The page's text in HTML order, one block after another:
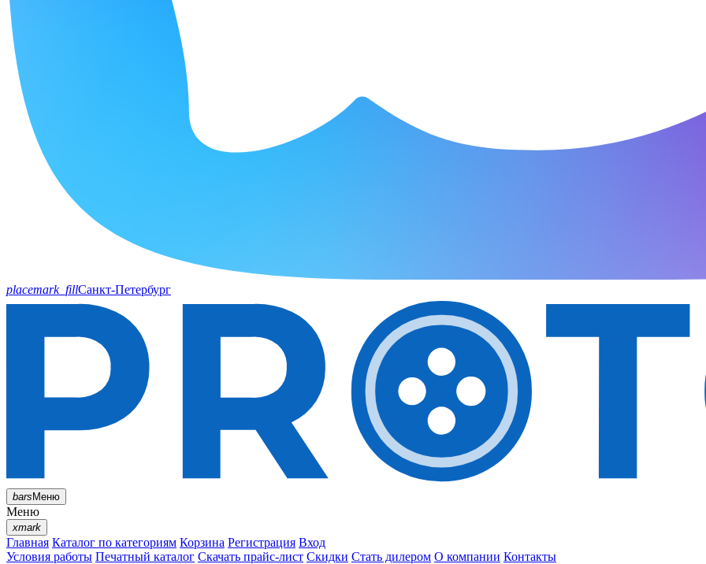
placemark_fillСанкт-Петербург
barsМеню
Меню
xmark
Главная Каталог по категориям Корзина Регистрация Вход
Условия работы Печатный каталог Скачать прайс-лист Скидки Стать дилером О компании Контакты